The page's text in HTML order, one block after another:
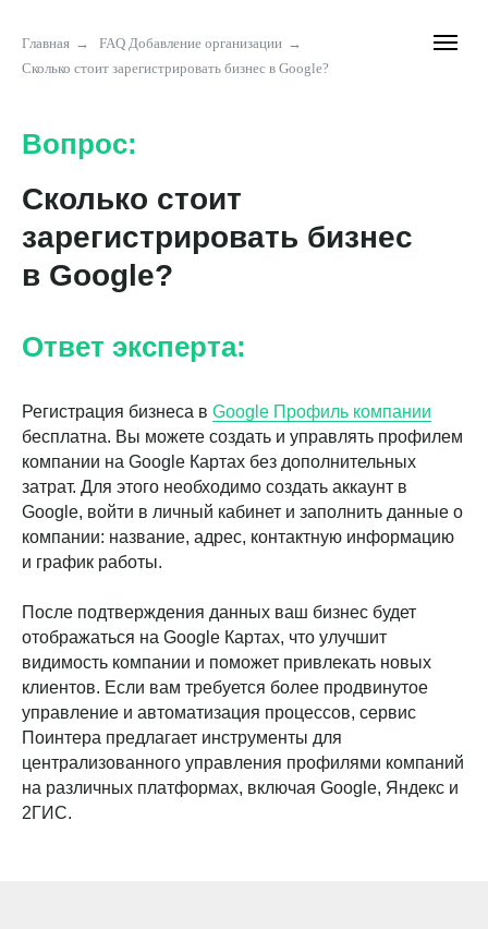
Главная → FAQ Добавление организации →
Сколько стоит зарегистрировать бизнес в Google?
Вопрос:
Сколько стоит
зарегистрировать бизнес
в Google?
Ответ эксперта:
Регистрация бизнеса в Google Профиль компании
бесплатна. Вы можете создать и управлять профилем
компании на Google Картах без дополнительных
затрат. Для этого необходимо создать аккаунт в
Google, войти в личный кабинет и заполнить данные о
компании: название, адрес, контактную информацию
и график работы.
После подтверждения данных ваш бизнес будет
отображаться на Google Картах, что улучшит
видимость компании и поможет привлекать новых
клиентов. Если вам требуется более продвинутое
управление и автоматизация процессов, сервис
Поинтера предлагает инструменты для
централизованного управления профилями компаний
на различных платформах, включая Google, Яндекс и
2ГИС.